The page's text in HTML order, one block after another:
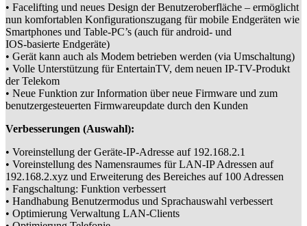
• Facelifting und neues Design der Benutzeroberfläche – ermöglicht
nun komfortablen Konfigurationszugang für mobile Endgeräten wie
Smartphones und Table-PC’s (auch für android- und
IOS-basierte Endgeräte)
• Gerät kann auch als Modem betrieben werden (via Umschaltung)
• Volle Unterstützung für EntertainTV, dem neuen IP-TV-Produkt
der Telekom
• Neue Funktion zur Information über neue Firmware und zum
benutzergesteuerten Firmwareupdate durch den Kunden
Verbesserungen (Auswahl):
• Voreinstellung der Geräte-IP-Adresse auf 192.168.2.1
• Voreinstellung des Namensraumes für LAN-IP Adressen auf
192.168.2.xyz und Erweiterung des Bereiches auf 100 Adressen
• Fangschaltung: Funktion verbessert
• Handhabung Benutzermodus und Sprachauswahl verbessert
• Optimierung Verwaltung LAN-Clients